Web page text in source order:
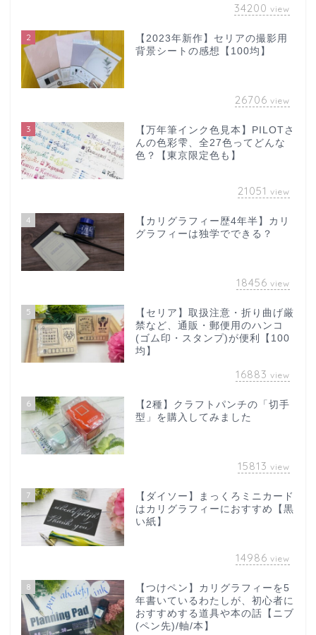
34200 view
2
【2023年新作】セリアの撮影用
背景シートの感想【100均】
26706 view
3
【万年筆インク色見本】PILOTさ
んの色彩雫、全27色ってどんな
色？【東京限定色も】
21051 view
4
【カリグラフィー歴4年半】カリ
グラフィーは独学でできる？
18456 view
5
【セリア】取扱注意・折り曲げ厳
禁など、通販・郵便用のハンコ
(ゴム印・スタンプ)が便利【100
均】
16883 view
6
【2種】クラフトパンチの「切手
型」を購入してみました
15813 view
7
【ダイソー】まっくろミニカード
はカリグラフィーにおすすめ【黒
い紙】
14986 view
8
【つけペン】カリグラフィーを5
年書いているわたしが、初心者に
おすすめする道具や本の話【ニブ
(ペン先)/軸/本】